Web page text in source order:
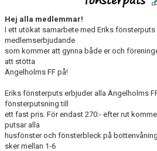
Hej alla medlemmar!
I ett utökat samarbete med Eriks fönsterputs
medlemserbjudande
som kommer att gynna både er och
att stötta
Ängelholms FF på!
Eriks fönsterputs erbjuder alla Ängelholms
fönsterputsning till
ett fast pris. För endast 270:- efter rut
putsar alla
husfönster och fönsterbleck på
sker mellan 1-6